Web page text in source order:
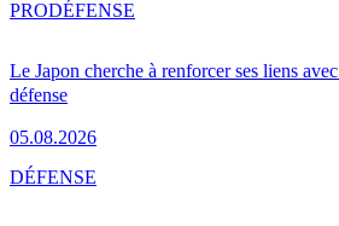
Le Japon cherche à renforcer ses liens
défense
05.08.2026
PRODÉFENSE
DÉFENSE